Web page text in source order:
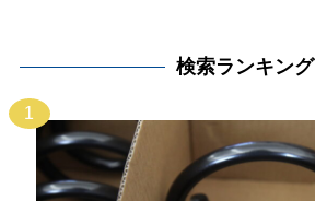
検索ランキング
1